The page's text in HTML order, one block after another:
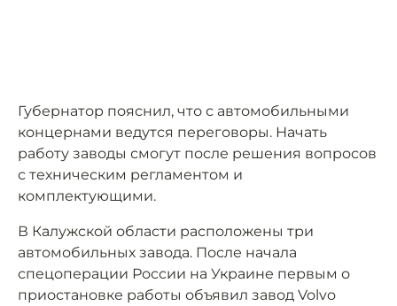
Губернатор пояснил, что с автомобильными
концернами ведутся переговоры. Начать
работу заводы смогут после решения вопросов
с техническим регламентом и
комплектующими.
В Калужской области расположены три
автомобильных завода. После начала
спецоперации России на Украине первым о
приостановке работы объявил завод Volvo